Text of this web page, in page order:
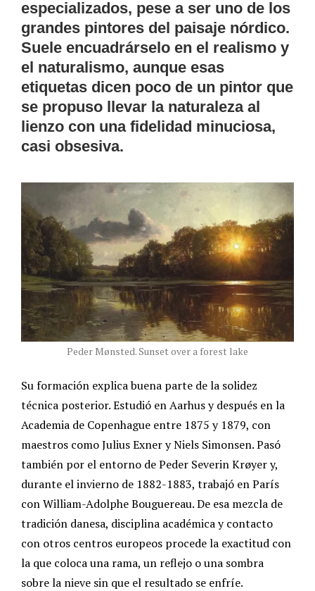
especializados, pese a ser uno de los
grandes pintores del paisaje nórdico.
Suele encuadrárselo en el realismo y
el naturalismo, aunque esas
etiquetas dicen poco de un pintor que
se propuso llevar la naturaleza al
lienzo con una fidelidad minuciosa,
casi obsesiva.
Peder Mønsted. Sunset over a forest lake
Su formación explica buena parte de la solidez
técnica posterior. Estudió en Aarhus y después en la
Academia de Copenhague entre 1875 y 1879, con
maestros como Julius Exner y Niels Simonsen. Pasó
también por el entorno de Peder Severin Krøyer y,
durante el invierno de 1882-1883, trabajó en París
con William-Adolphe Bouguereau. De esa mezcla de
tradición danesa, disciplina académica y contacto
con otros centros europeos procede la exactitud con
la que coloca una rama, un reflejo o una sombra
sobre la nieve sin que el resultado se enfríe.